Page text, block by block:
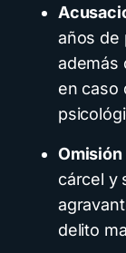
años de
además
en caso
Omisión
cárcel y
delito